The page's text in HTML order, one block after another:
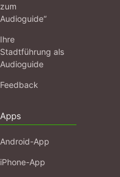
zum
Audioguide“
Ihre
Stadtführung als
Audioguide
Feedback
Apps
Android-App
iPhone-App